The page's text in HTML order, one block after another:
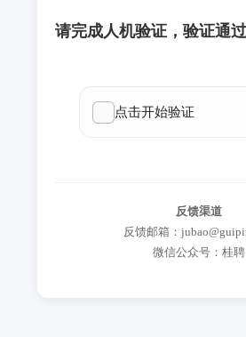
请完成人机验证，验证通
反馈渠道
反馈邮箱：
微信公众号：桂聘